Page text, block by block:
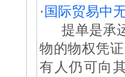
·国际贸易中
提单是承运
物的物权凭
有人仍可向